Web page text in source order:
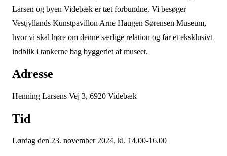
Larsen og byen Videbæk er tæt forbundne. Vi besøger
Vestjyllands Kunstpavillon Arne Haugen Sørensen Museum,
hvor vi skal høre om denne særlige relation og får et eksklusivt
indblik i tankerne bag byggeriet af museet.
Adresse
Henning Larsens Vej 3, 6920 Videbæk
Tid
Lørdag den 23. november 2024, kl. 14.00-16.00